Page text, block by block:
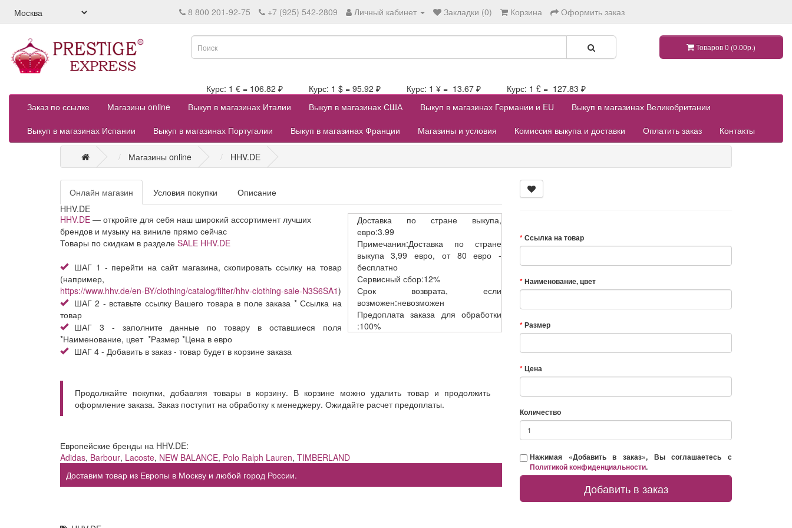
8 800 201-92-75 +7 (925) 542-2809 Личный кабинет Закладки (0) Корзина Оформить заказ
Товаров 0 (0.00р.)
Курс: 1 € = 106.82 ₽ Курс: 1 $ = 95.92 ₽ Курс: 1 ¥ = 13.67 ₽ Курс: 1 £ = 127.83 ₽
Заказ по ссылке
Магазины online Выкуп в магазинах Италии Выкуп в магазинах США Выкуп в магазинах Германии и EU
Выкуп в магазинах Великобритании
Выкуп в магазинах Испании
Выкуп в магазинах Португалии Выкуп в магазинах Франции Магазины и условия Комиссия выкупа и доставки Оплатить заказ Контакты
Магазины online HHV.DE
Онлайн магазин Условия покупки
Описание
HHV.DE
Доставка
по стране выкупа,
евро:3.99
Примечания:Доставка по стране
выкупа 3,99 евро, от 80 евро -
бесплатно
Сервисный сбор:12%
Срок возврата,
если
возможен:невозможен
Предоплата заказа
для обработки
:100%
HHV.DE — откройте для себя наш широкий ассортимент лучших
брендов и музыку на виниле прямо сейчас
Товары по скидкам в разделе SALE HHV.DE
ШАГ 1 - перейти на сайт магазина, скопировать ссылку на товар
(например,
https://www.hhv.de/en-BY/clothing/catalog/filter/hhv-clothing-sale-N3S6SA1)
ШАГ 2 - вставьте ссылку Вашего товара в поле заказа * Ссылка на
товар
ШАГ 3 - заполните данные по товару в оставшиеся поля
*Наименование, цвет *Размер *Цена в евро
ШАГ 4 - Добавить в заказ - товар будет в корзине заказа
Продолжайте покупки, добавляя товары в корзину. В корзине можно удалить товар и продолжить
оформление заказа. Заказ поступит на обработку к менеджеру. Ожидайте расчет предоплаты.
Европейские бренды на HHV.DE:
Adidas, Barbour, Lacoste, NEW BALANCE, Polo Ralph Lauren, TIMBERLAND
Доставим товар из Европы в Москву и любой город России.
Ссылка на товар
Наименование, цвет
Размер
Цена
Количество
Нажимая «Добавить в заказ», Вы соглашаетесь с
Политикой конфиденциальности.
Добавить в заказ